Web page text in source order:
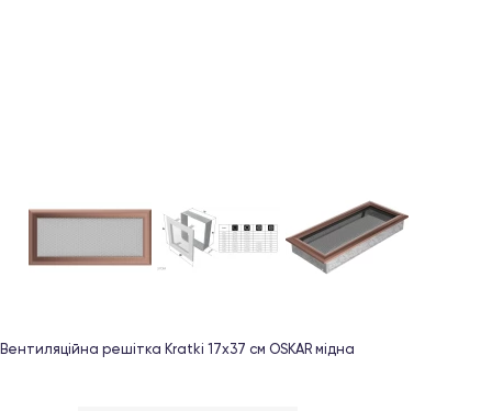
Вентиляційна решітка Kratki 17х37 см OSKAR мідна